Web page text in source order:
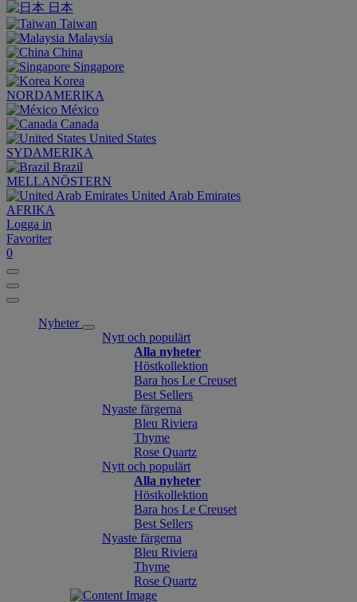
日本
Taiwan
Malaysia
China
Singapore
Korea
NORDAMERIKA
México
Canada
United States
SYDAMERIKA
Brazil
MELLANÖSTERN
United Arab Emirates
AFRIKA
Logga in
Favoriter
0
Nyheter
Nytt och populärt
Alla nyheter
Höstkollektion
Bara hos Le Creuset
Best Sellers
Nyaste färgerna
Bleu Riviera
Thyme
Rose Quartz
Nytt och populärt
Alla nyheter
Höstkollektion
Bara hos Le Creuset
Best Sellers
Nyaste färgerna
Bleu Riviera
Thyme
Rose Quartz